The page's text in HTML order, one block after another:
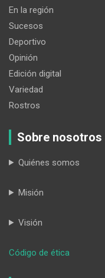
En la región
Sucesos
Deportivo
Opinión
Edición digital
Variedad
Rostros
Sobre nosotros
Quiénes somos
Misión
Visión
Código de ética